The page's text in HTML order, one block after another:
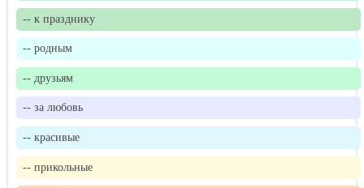
-- к празднику
-- родным
-- друзьям
-- за любовь
-- красивые
-- прикольные